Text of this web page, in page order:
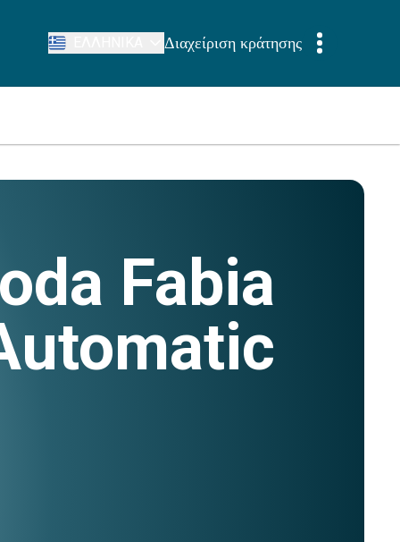
Διαχείριση κράτησης
Fabia